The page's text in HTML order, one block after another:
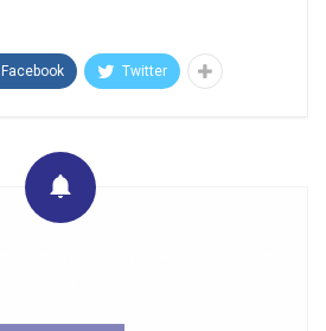
Facebook Twitter